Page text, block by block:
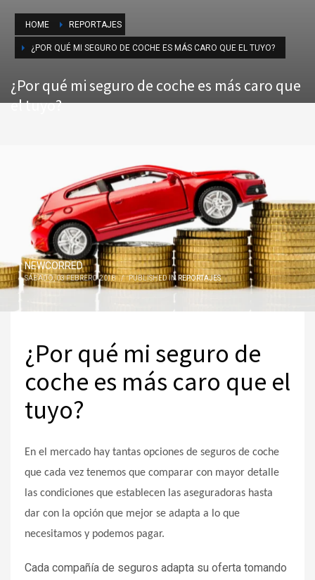
HOME REPORTAJES
¿POR QUÉ MI SEGURO DE COCHE ES MÁS CARO QUE EL TUYO?
¿Por qué mi seguro de coche es más caro que
el tuyo?
NEWCORRED
SÁBADO, 03 FEBRERO 2018 / PUBLISHED IN REPORTAJES
¿Por qué mi seguro de
coche es más caro que el
tuyo?
En el mercado hay tantas opciones de seguros de coche
que cada vez tenemos que comparar con mayor detalle
las condiciones que establecen las aseguradoras hasta
dar con la opción que mejor se adapta a lo que
necesitamos y podemos pagar.
Cada compañía de seguros adapta su oferta tomando